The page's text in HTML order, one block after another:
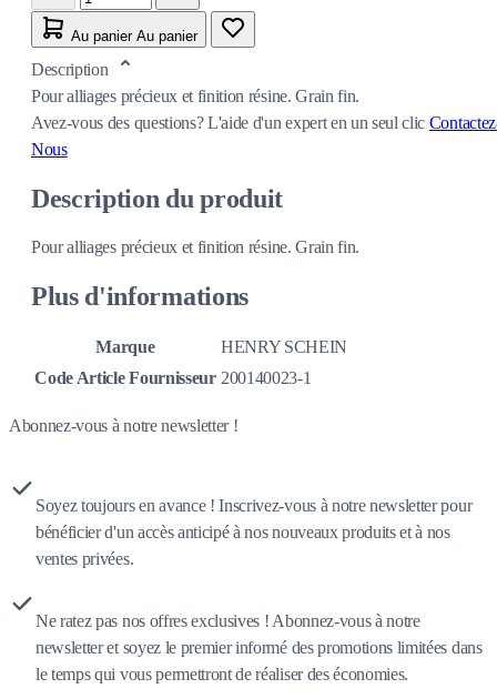
Au panier Au panier
Description
Pour alliages précieux et finition résine. Grain fin.
Avez-vous des questions?L'aide d'un expert en un seul clic
Nous
Description du produit
Pour alliages précieux et finition résine. Grain fin.
Plus d'informations
Marque
HENRY SCHEIN
Code Article Fournisseur 200140023-1
Abonnez-vous à notre newsletter !
Soyez toujours en avance ! Inscrivez-vous à notre newsletter pour
bénéficier d'un accès anticipé à nos nouveaux produits et à nos
ventes privées.
Ne ratez pas nos offres exclusives ! Abonnez-vous à notre
newsletter et soyez le premier informé des promotions limitées dans
le temps qui vous permettront de réaliser des économies.